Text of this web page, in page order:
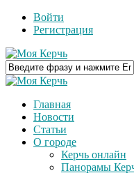
Войти
Регистрация
Главная
Новости
Статьи
О городе
Керчь онлайн
Панорамы